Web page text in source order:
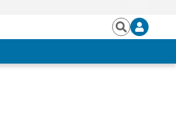
BuscarIniciar
sesión